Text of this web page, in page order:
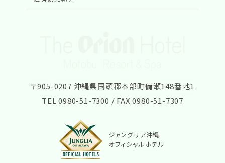
〒905-0207 沖縄県国頭郡本部町備瀬148番地1
TEL0980-51-7300 / FAX 0980-51-7307
ジャングリア沖縄
オフィシャルホテル